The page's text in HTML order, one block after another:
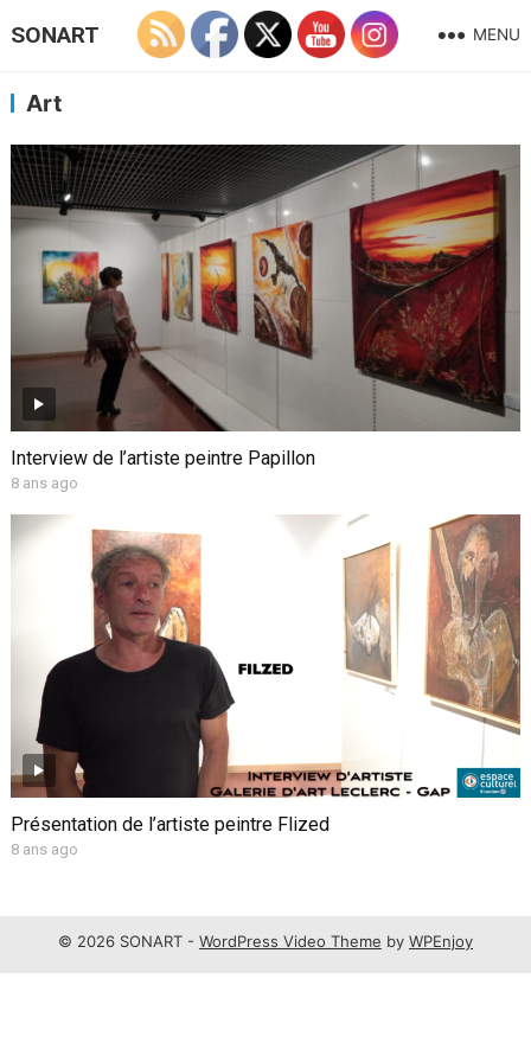
SONART MENU
Art
Interview de l’artiste peintre Papillon
8 ans ago
Présentation de l’artiste peintre Flized
8 ans ago
© 2026 SONART - WordPress Video Theme by WPEnjoy